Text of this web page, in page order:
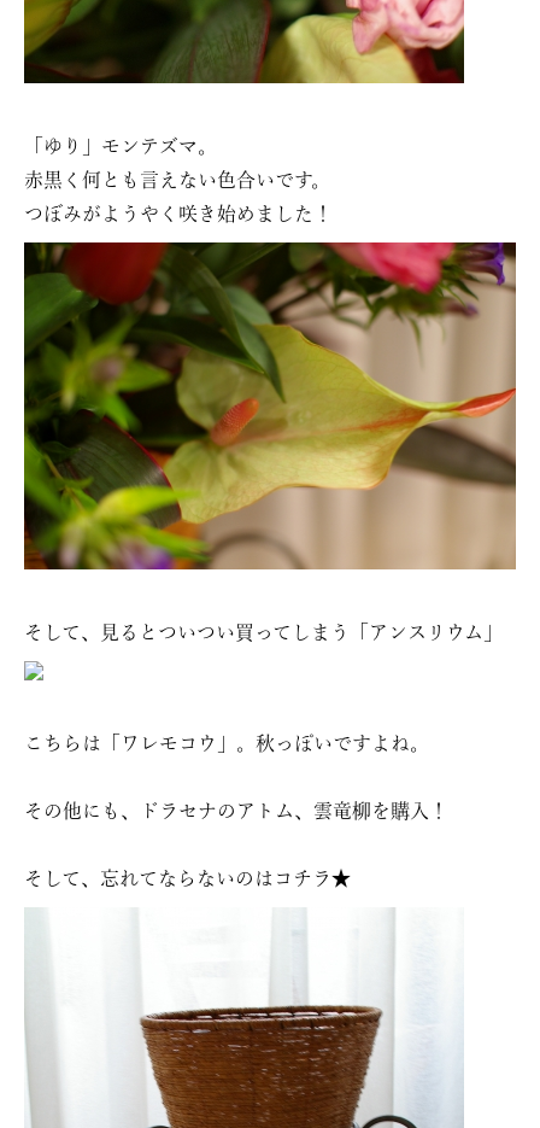
「ゆり」モンテズマ。
赤黒く何とも言えない色合いです。
つぼみがようやく咲き始めました！
そして、見るとついつい買ってしまう「アンスリウム」
こちらは「ワレモコウ」。秋っぽいですよね。
その他にも、ドラセナのアトム、雲竜柳を購入！
そして、忘れてならないのはコチラ★